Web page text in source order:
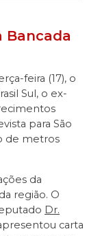
Bancada
feira (17), o
Sul, o ex-
para São
de metros
da
região. O
Dr.
carta